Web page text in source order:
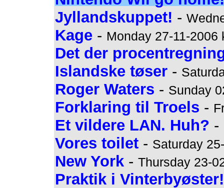
Jyllandskuppet! -
Kage - Monday 27-11-2006
Det der
Islandske tøser -
Roger Waters - Sunday
Forklaring til Troels -
Et vildere LAN. Huh? -
Vores toilet - Saturday
New York -Thursday 23-
Praktik i Vinterbyøster!